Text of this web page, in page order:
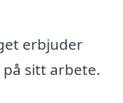
erbjuder
sitt arbete.